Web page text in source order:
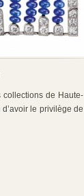
collections de Haute-
le privilège de